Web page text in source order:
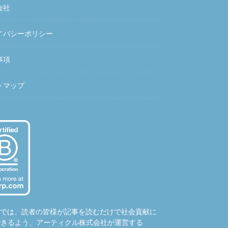
社
バシーポリシー
項
マップ
は、読者の皆様が記事を読むだけで社会貢献に
るよう、アーティクル株式会社が運営する